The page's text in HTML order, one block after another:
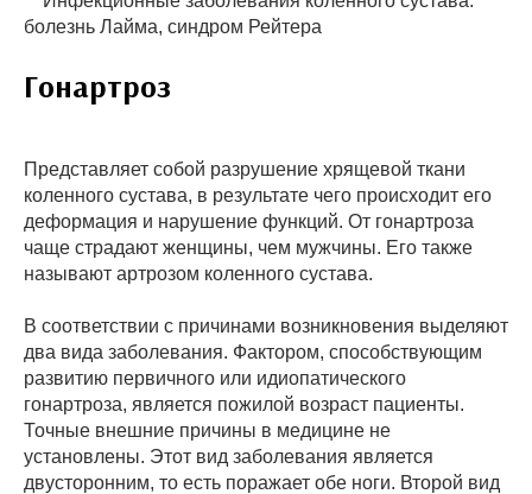
болезнь Лайма, синдром Рейтера
Гонартроз
Представляет собой разрушение хрящевой ткани
коленного сустава, в результате чего происходит его
деформация и нарушение функций. От гонартроза
чаще страдают женщины, чем мужчины. Его также
называют артрозом коленного сустава.
В соответствии с причинами возникновения выделяют
два вида заболевания. Фактором, способствующим
развитию первичного или идиопатического
гонартроза, является пожилой возраст пациенты.
Точные внешние причины в медицине не
установлены. Этот вид заболевания является
двусторонним, то есть поражает обе ноги. Второй вид